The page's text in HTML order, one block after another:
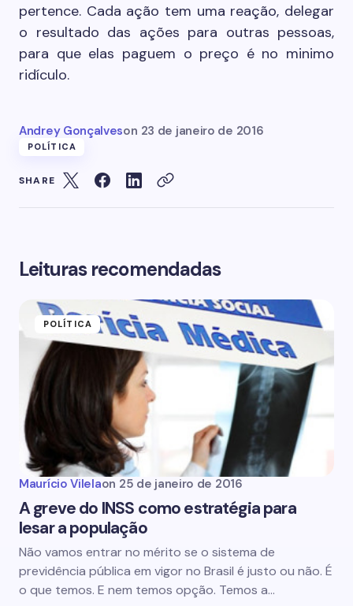
pertence. Cada ação tem uma reação, delegar
o resultado das ações para outras pessoas,
para que elas paguem o preço é no minimo
ridículo.
Andrey Gonçalveson 23 de janeiro de 2016
POLÍTICA
SHARE
Leituras recomendadas
POLÍTICA
Maurício Vilelaon 25 de janeiro de 2016
A greve do INSS como estratégia para
lesar a população
Não vamos entrar no mérito se o sistema de
previdência pública em vigor no Brasil é justo ou não. É
o que temos. E nem temos opção. Temos a…